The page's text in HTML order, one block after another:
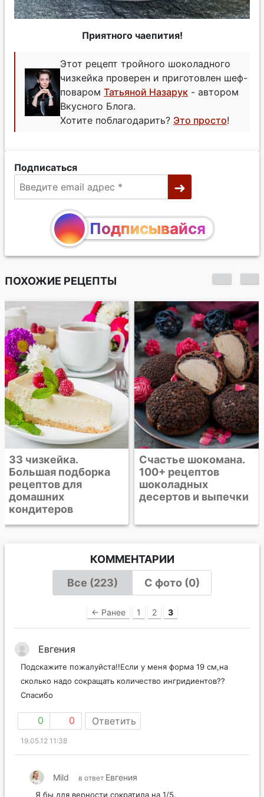
Приятного чаепития!
Этот рецепт тройного шоколадного
чизкейка проверен и приготовлен шеф-
поваром Татьяной Назарук - автором
Вкусного Блога.
Хотите поблагодарить? Это просто!
Подписаться
Подписывайся
ПОХОЖИЕ РЕЦЕПТЫ
Счастье шокомана.
100+ рецептов
шоколадных
десертов и выпечки
Фисташковый
чизкейк
КОММЕНТАРИИ
Все (223)
С фото (0)
← Ранее 1 2 3
Евгения
Подскажите пожалуйста!!Если у меня форма 19 см,на
сколько надо сокращать количество ингридиентов??
Спасибо
0 0 Ответить
19.05.12 11:38
Mild в ответ Евгения
Я бы для верности сократила на 1/5.